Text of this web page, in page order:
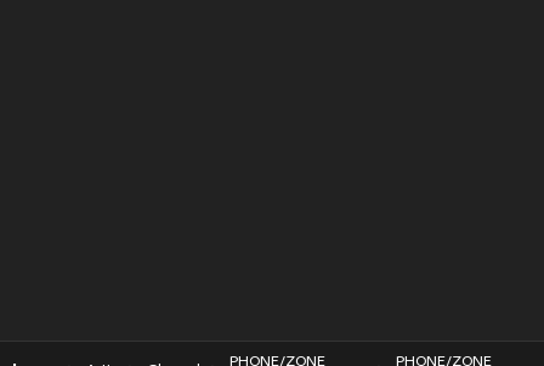
PHONE/ZONE PHONE/ZONE